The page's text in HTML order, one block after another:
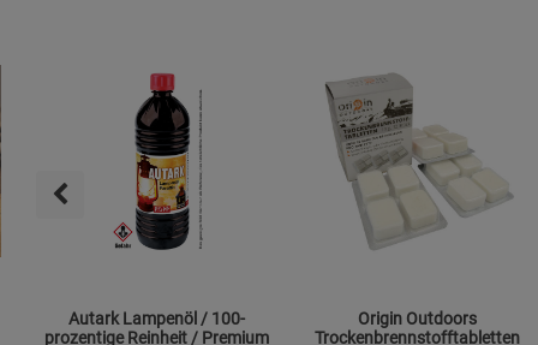
Autark Lampenöl / 100-
prozentige Reinheit / Premium
Origin Outdoors
Trockenbrennstofftabletten